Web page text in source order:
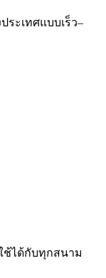
ระเทศแบบเร็ว–
ช้ได้กับทุกสนาม